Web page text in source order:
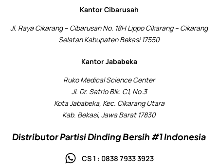
Kantor Cibarusah
Jl. Raya Cikarang – Cibarusah No. 18H Lippo Cikarang – Cikarang
Selatan Kabupaten Bekasi 17550
Kantor Jababeka
Ruko Medical Science Center
Jl. Dr. Satrio Blk. C1, No.3
Kota Jababeka, Kec. Cikarang Utara
Kab. Bekasi, Jawa Barat 17830
Distributor Partisi Dinding Bersih #1 Indonesia
CS 1 : 0838 7933 3923